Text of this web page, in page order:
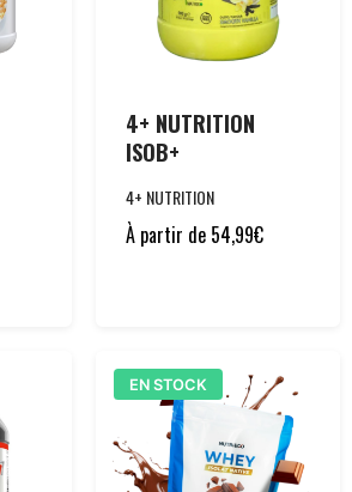
4+ NUTRITION
ISOB+
4+ NUTRITION
À partir de 54,99€
EN STOCK